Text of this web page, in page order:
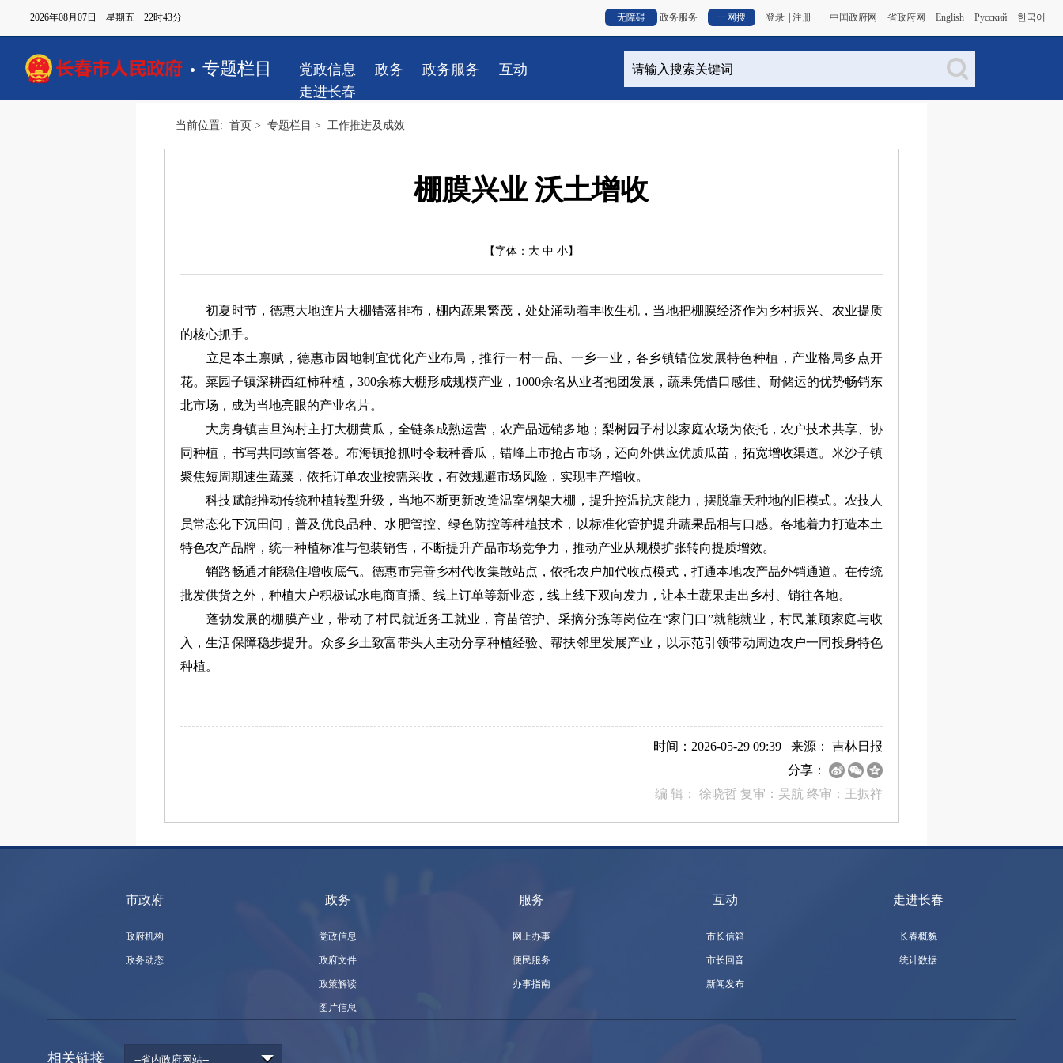
2026年08月07日 星期五 22时43分 无障碍 政务服务 一网搜 登录 注册 中国政府网 省政府网 English Русский 한국어
专题栏目 党政信息 政务 政务服务
互动
走进长春
当前位置: 首页 > 专题栏目 > 工作推进及成效
棚膜兴业 沃土增收
【字体： 大 中 小】
初夏时节，德惠大地连片大棚错落排布，棚内蔬果繁茂，处处涌动着丰收生机，当地把棚膜经济作为乡村振兴、农业提质
的核心抓手。
立足本土禀赋，德惠市因地制宜优化产业布局，推行一村一品、一乡一业，各乡镇错位发展特色种植，产业格局多点开
花。菜园子镇深耕西红柿种植，300余栋大棚形成规模产业，1000余名从业者抱团发展，蔬果凭借口感佳、耐储运的优势畅销东
北市场，成为当地亮眼的产业名片。
大房身镇吉旦沟村主打大棚黄瓜，全链条成熟运营，农产品远销多地；梨树园子村以家庭农场为依托，农户技术共享、协
同种植，书写共同致富答卷。布海镇抢抓时令栽种香瓜，错峰上市抢占市场，还向外供应优质瓜苗，拓宽增收渠道。米沙子镇
聚焦短周期速生蔬菜，依托订单农业按需采收，有效规避市场风险，实现丰产增收。
科技赋能推动传统种植转型升级，当地不断更新改造温室钢架大棚，提升控温抗灾能力，摆脱靠天种地的旧模式。农技人
员常态化下沉田间，普及优良品种、水肥管控、绿色防控等种植技术，以标准化管护提升蔬果品相与口感。各地着力打造本土
特色农产品牌，统一种植标准与包装销售，不断提升产品市场竞争力，推动产业从规模扩张转向提质增效。
销路畅通才能稳住增收底气。德惠市完善乡村代收集散站点，依托农户加代收点模式，打通本地农产品外销通道。在传统
批发供货之外，种植大户积极试水电商直播、线上订单等新业态，线上线下双向发力，让本土蔬果走出乡村、销往各地。
蓬勃发展的棚膜产业，带动了村民就近务工就业，育苗管护、采摘分拣等岗位在“家门口”就能就业，村民兼顾家庭与收
入，生活保障稳步提升。众多乡土致富带头人主动分享种植经验、帮扶邻里发展产业，以示范引领带动周边农户一同投身特色
种植。
时间：2026-05-29 09:39 来源： 吉林日报
分享：
编 辑： 徐晓哲 复审：吴航 终审：王振祥
市政府
政府机构
政务动态
政务
党政信息
政府文件
政策解读
图片信息
服务
网上办事
便民服务
办事指南
互动
市长信箱
市长回音
新闻发布
走进长春
长春概貌
统计数据
相关链接 --省内政府网站--